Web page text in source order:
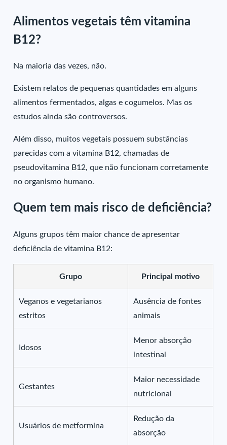
Alimentos vegetais têm vitamina
B12?
Na maioria das vezes, não.
Existem relatos de pequenas quantidades em alguns
alimentos fermentados, algas e cogumelos. Mas os
estudos ainda são controversos.
Além disso, muitos vegetais possuem substâncias
parecidas com a vitamina B12, chamadas de
pseudovitamina B12, que não funcionam corretamente
no organismo humano.
Quem tem mais risco de deficiência?
Alguns grupos têm maior chance de apresentar
deficiência de vitamina B12:
Grupo Principal motivo
Veganos e vegetarianos
estritos
Ausência de fontes
animais
Idosos
Menor absorção
intestinal
Gestantes
Maior necessidade
nutricional
Usuários de metformina
Redução da
absorção